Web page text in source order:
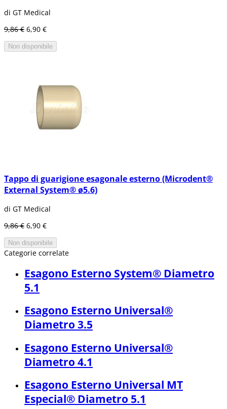
di GT Medical
9,86 € 6,90 €
Non disponibile
Tappo di guarigione esagonale esterno (Microdent®
External System® ø5.6)
di GT Medical
9,86 € 6,90 €
Non disponibile
Categorie correlate
Esagono Esterno System® Diametro
5.1
Esagono Esterno Universal®
Diametro 3.5
Esagono Esterno Universal®
Diametro 4.1
Esagono Esterno Universal MT
Especial® Diametro 5.1